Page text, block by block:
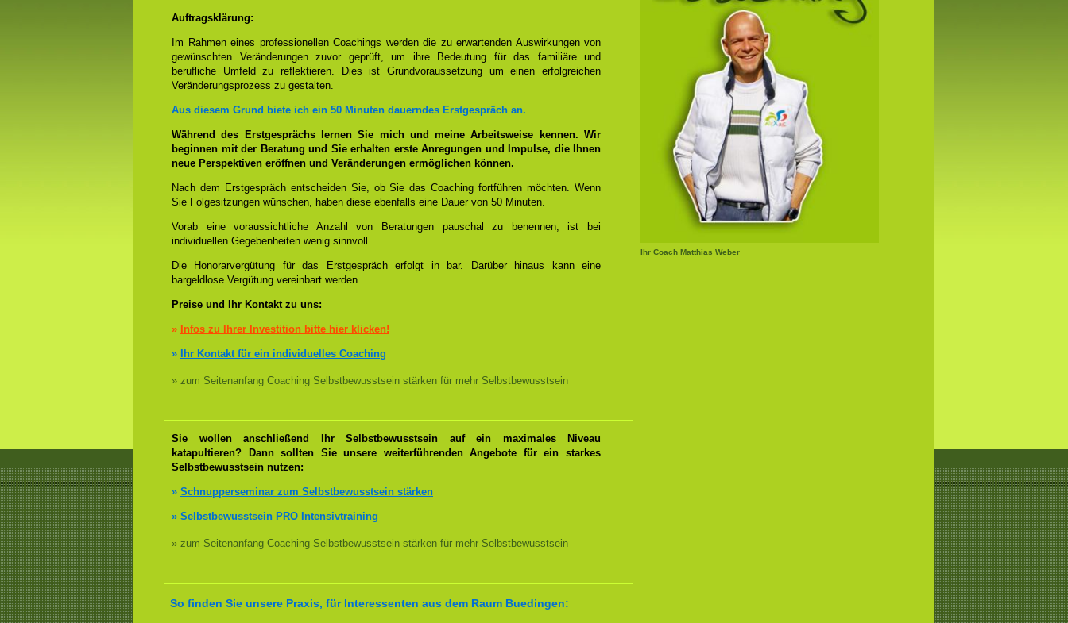
Ihr Coach Matthias Weber
Auftragsklärung:
Im Rahmen eines professionellen Coachings werden die zu erwartenden Auswirkungen von
gewünschten Veränderungen zuvor geprüft, um ihre Bedeutung für das familiäre und
berufliche Umfeld zu reflektieren. Dies ist Grundvoraussetzung um einen erfolgreichen
Veränderungsprozess zu gestalten.
Aus diesem Grund biete ich ein 50 Minuten dauerndes Erstgespräch an.
Während des Erstgesprächs lernen Sie mich und meine Arbeitsweise kennen. Wir
beginnen mit der Beratung und Sie erhalten erste Anregungen und Impulse, die Ihnen
neue Perspektiven eröffnen und Veränderungen ermöglichen können.
Nach dem Erstgespräch entscheiden Sie, ob Sie das Coaching fortführen möchten. Wenn
Sie Folgesitzungen wünschen, haben diese ebenfalls eine Dauer von 50 Minuten.
Vorab eine voraussichtliche Anzahl von Beratungen pauschal zu benennen, ist bei
individuellen Gegebenheiten wenig sinnvoll.
Die Honorarvergütung für das Erstgespräch erfolgt in bar. Darüber hinaus kann eine
bargeldlose Vergütung vereinbart werden.
Preise und Ihr Kontakt zu uns:
» Infos zu Ihrer Investition bitte hier klicken!
» Ihr Kontakt für ein individuelles Coaching
» zum Seitenanfang Coaching Selbstbewusstsein stärken für mehr Selbstbewusstsein
Sie wollen anschließend Ihr Selbstbewusstsein auf ein maximales Niveau
katapultieren? Dann sollten Sie unsere weiterführenden Angebote für ein starkes
Selbstbewusstsein nutzen:
» Schnupperseminar zum Selbstbewusstsein stärken
» Selbstbewusstsein PRO Intensivtraining
» zum Seitenanfang Coaching Selbstbewusstsein stärken für mehr Selbstbewusstsein
So finden Sie unsere Praxis, für Interessenten aus dem Raum Buedingen: